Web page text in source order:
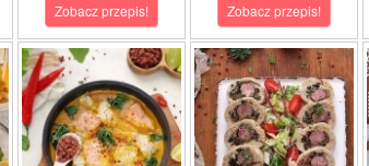
Zobacz przepis! Zobacz przepis!